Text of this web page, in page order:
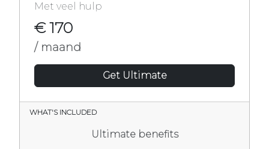
Met veel hulp
€ 170
/ maand
Get Ultimate
WHAT'S INCLUDED
Ultimate benefits